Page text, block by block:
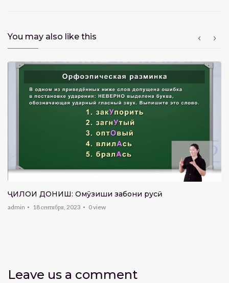
You may also like this
ҶИЛОИ ДОНИШ: Омӯзиши забони русӣ
admin 18 сентября, 2023 0view
Leave us a comment